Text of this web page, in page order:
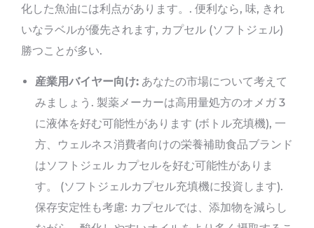
化した魚油には利点があります。. 便利なら, 味, きれ
いなラベルが優先されます, カプセル (ソフトジェル)
勝つことが多い.
産業用バイヤー向け: あなたの市場について考えて
みましょう. 製薬メーカーは高用量処方のオメガ 3
に液体を好む可能性があります (ボトル充填機), 一
方、ウェルネス消費者向けの栄養補助食品ブランド
はソフトジェル カプセルを好む可能性がありま
す。 (ソフトジェルカプセル充填機に投資します).
保存安定性も考慮: カプセルでは、添加物を減らし